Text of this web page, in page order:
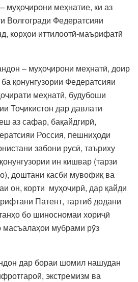
муҳоҷирони меҳнатие, ки аз
Волгогради Федератсияи
корҳои иттилоотӣ-маърифатӣ
– муҳоҷирони меҳнатӣ, доир
қонунгузории Федератсияи
меҳнатӣ, будубоши
Тоҷикистон дар давлати
аз сафар, бақайдгирӣ,
Россия, пешниҳоди
забони русӣ, таъриху
ин кишвар (тарзи
доштани касби мувофиқ ва
он, корти муҳоҷирӣ, дар қайди
Патент, тартиб додани
бо шиносномаи хориҷӣ
масъалаҳои мубрами рӯз
дар бораи шомил нашудан
экстремизм ва